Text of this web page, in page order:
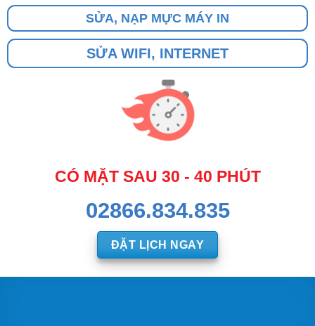
SỬA, NẠP MỰC MÁY IN
SỬA WIFI, INTERNET
CÓ MẶT SAU 30 - 40 PHÚT
02866.834.835
ĐẶT LỊCH NGAY